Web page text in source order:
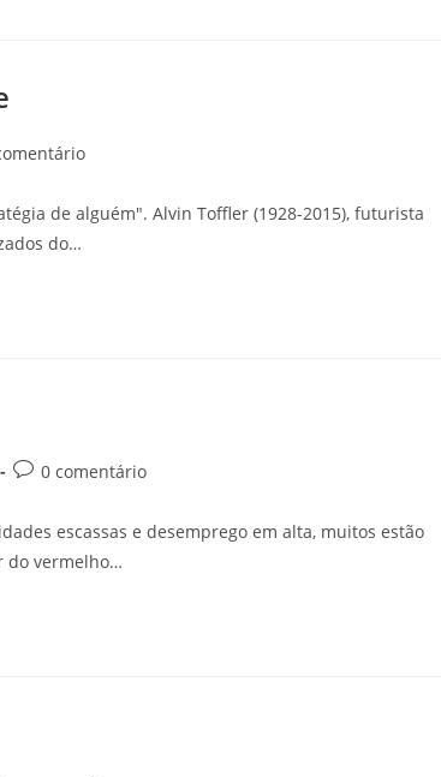
de alguém". Alvin Toffler (1928-2015), futurista
do…
0 comentário
escassas e desemprego em alta, muitos estão
do vermelho…